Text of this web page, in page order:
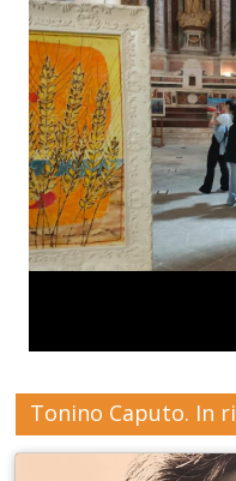
Tonino Caputo. In